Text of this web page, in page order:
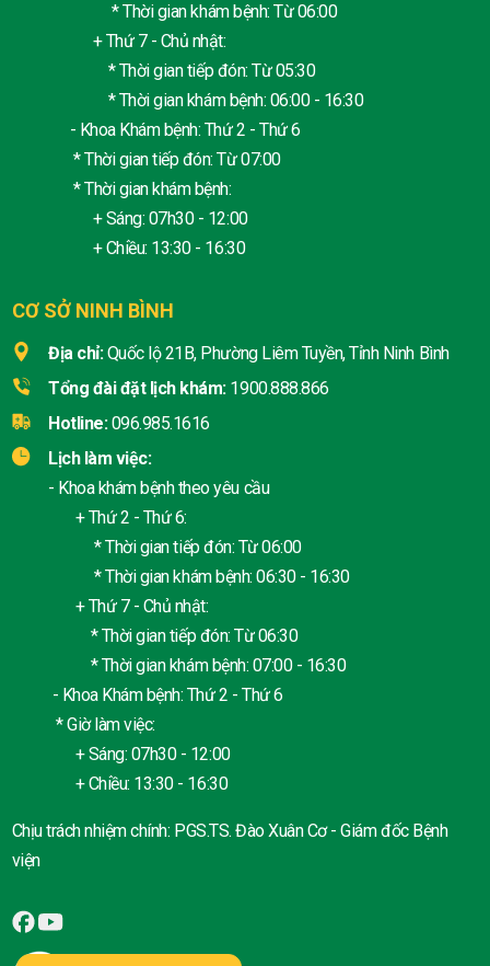
* Thời gian khám bệnh: Từ 06:00
+ Thứ 7 - Chủ nhật:
* Thời gian tiếp đón: Từ 05:30
* Thời gian khám bệnh: 06:00 - 16:30
- Khoa Khám bệnh: Thứ 2 - Thứ 6
* Thời gian tiếp đón: Từ 07:00
* Thời gian khám bệnh:
+ Sáng: 07h30 - 12:00
+ Chiều: 13:30 - 16:30
CƠ SỞ NINH BÌNH
Địa chỉ: Quốc lộ 21B, Phường Liêm Tuyền, Tỉnh Ninh Bình
Tổng đài đặt lịch khám: 1900.888.866
Hotline: 096.985.1616
Lịch làm việc:
- Khoa khám bệnh theo yêu cầu
+ Thứ 2 - Thứ 6:
* Thời gian tiếp đón: Từ 06:00
* Thời gian khám bệnh: 06:30 - 16:30
+ Thứ 7 - Chủ nhật:
* Thời gian tiếp đón: Từ 06:30
* Thời gian khám bệnh: 07:00 - 16:30
- Khoa Khám bệnh: Thứ 2 - Thứ 6
* Giờ làm việc:
+ Sáng: 07h30 - 12:00
+ Chiều: 13:30 - 16:30
Chịu trách nhiệm chính: PGS.TS. Đào Xuân Cơ - Giám đốc Bệnh
viện